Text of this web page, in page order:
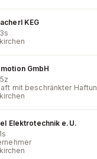
KEG
GmbH
mit beschränkter
Elektrotechnik e.U.